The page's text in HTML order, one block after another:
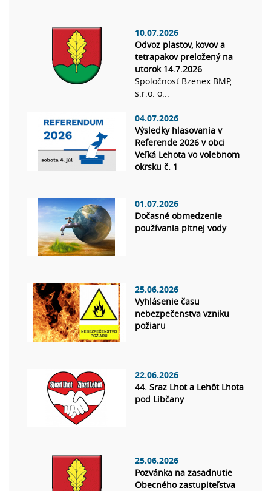
10.07.2026
Odvoz plastov, kovov a
tetrapakov preložený na
utorok 14.7.2026
Spoločnosť Bzenex BMP,
s.r.o. o...
04.07.2026
Výsledky hlasovania v
Referende 2026 v obci
Veľká Lehota vo volebnom
okrsku č. 1
01.07.2026
Dočasné obmedzenie
používania pitnej vody
25.06.2026
Vyhlásenie času
nebezpečenstva vzniku
požiaru
22.06.2026
44. Sraz Lhot a Lehôt Lhota
pod Libčany
25.06.2026
Pozvánka na zasadnutie
Obecného zastupiteľstva